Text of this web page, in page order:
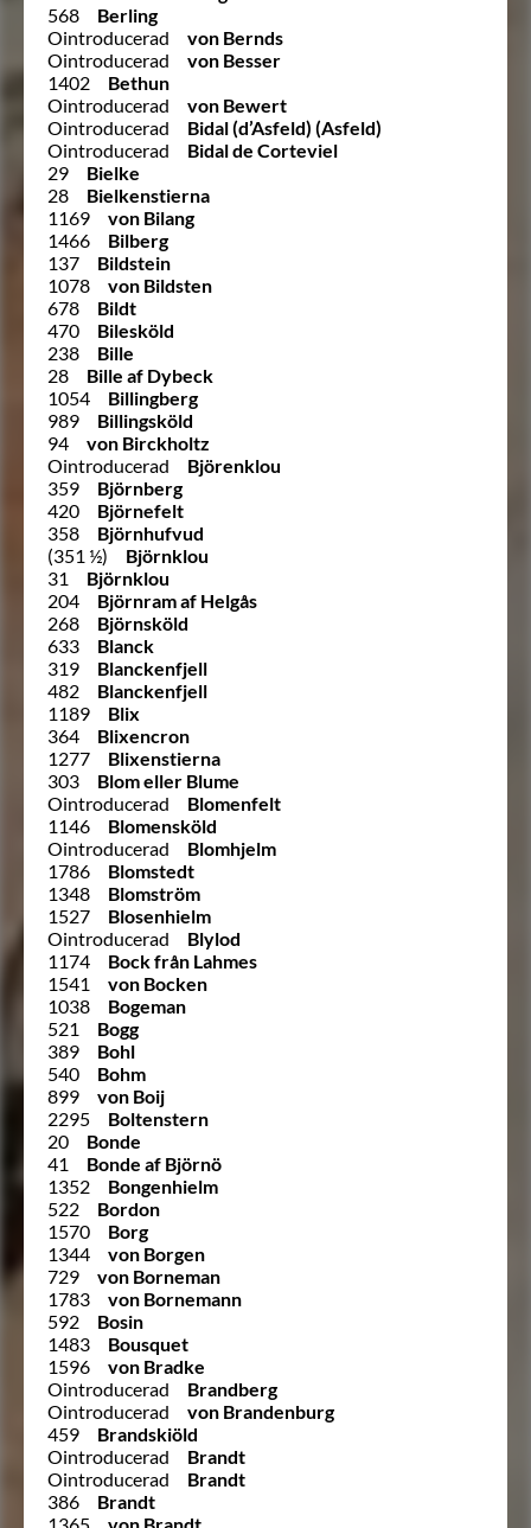
568
Berling
Ointroducerad
von Bernds
Ointroducerad
von Besser
1402
Bethun
Ointroducerad
von Bewert
Ointroducerad
Bidal (d’Asfeld) (Asfeld)
Ointroducerad
Bidal de Corteviel
29
Bielke
28
Bielkenstierna
1169
von Bilang
1466
Bilberg
137
Bildstein
1078
von Bildsten
678
Bildt
470
Bilesköld
238
Bille
28
Bille af Dybeck
1054
Billingberg
989
Billingsköld
94
von Birckholtz
Ointroducerad
Björenklou
359
Björnberg
420
Björnefelt
358
Björnhufvud
(351 ½)
Björnklou
31
Björnklou
204
Björnram af Helgås
268
Björnsköld
633
Blanck
319
Blanckenfjell
482
Blanckenfjell
1189
Blix
364
Blixencron
1277
Blixenstierna
303
Blom eller Blume
Ointroducerad
Blomenfelt
1146
Blomensköld
Ointroducerad
Blomhjelm
1786
Blomstedt
1348
Blomström
1527
Blosenhielm
Ointroducerad
Blylod
1174
Bock från Lahmes
1541
von Bocken
1038
Bogeman
521
Bogg
389
Bohl
540
Bohm
899
von Boij
2295
Boltenstern
20
Bonde
41
Bonde af Björnö
1352
Bongenhielm
522
Bordon
1570
Borg
1344
von Borgen
729
von Borneman
1783
von Bornemann
592
Bosin
1483
Bousquet
1596
von Bradke
Ointroducerad
Brandberg
Ointroducerad
von Brandenburg
459
Brandskiöld
Ointroducerad
Brandt
Ointroducerad
Brandt
386
Brandt